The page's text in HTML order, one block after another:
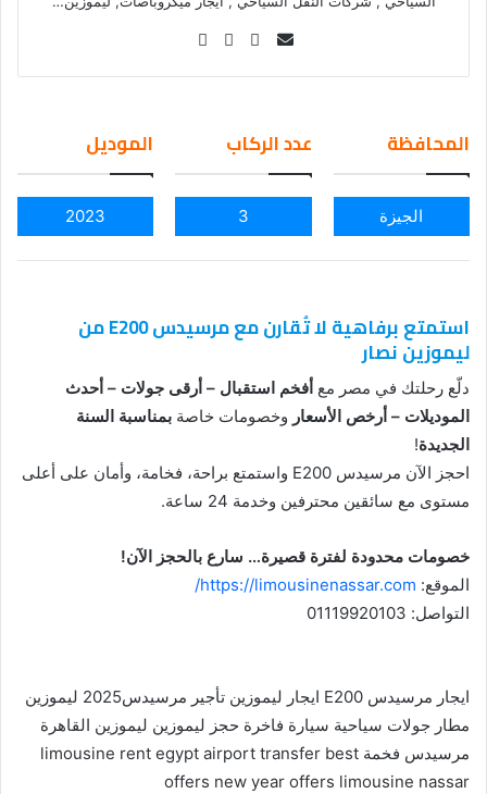
Se
ail
المحافظة
الجيزة
عدد الركاب
3
الموديل
2023
استمتع برفاهية لا تُقارن مع مرسيدس E200 من
ليموزين نصار
دلّع رحلتك في مصر مع أفخم استقبال – أرقى جولات – أحدث
الموديلات – أرخص الأسعار وخصومات خاصة بمناسبة السنة
الجديدة!
احجز الآن مرسيدس E200 واستمتع براحة، فخامة، وأمان على أعلى
مستوى مع سائقين محترفين وخدمة 24 ساعة.
خصومات محدودة لفترة قصيرة… سارع بالحجز الآن!
الموقع: https://limousinenassar.com/
التواصل: 01119920103
ايجار مرسيدس E200 ايجار ليموزين تأجير مرسيدس2025 ليموزين
مطار جولات سياحية سيارة فاخرة حجز ليموزين ليموزين القاهرة
مرسيدس فخمة limousine rent egypt airport transfer best
offers new year offers limousine nassar